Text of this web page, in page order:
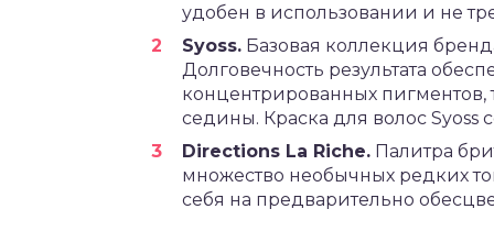
удобен в использовании и не
Syoss. Базовая коллекция
Долговечность результата
концентрированных пигментов,
седины. Краска для волос
Directions La Riche. Палитра
множество необычных редких
себя на предварительно